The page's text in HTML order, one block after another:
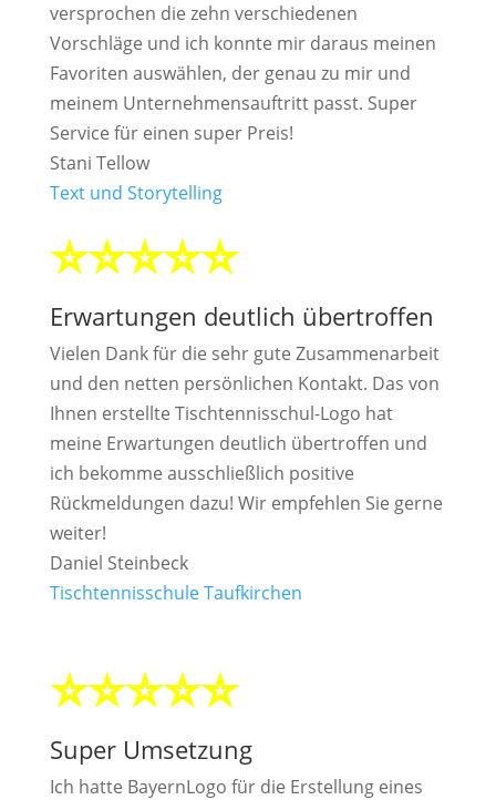
versprochen die zehn verschiedenen
Vorschläge und ich konnte mir daraus meinen
Favoriten auswählen, der genau zu mir und
meinem Unternehmensauftritt passt. Super
Service für einen super Preis!
Stani Tellow
Text und Storytelling
⭐⭐⭐⭐⭐
Erwartungen deutlich übertroffen
Vielen Dank für die sehr gute Zusammenarbeit
und den netten persönlichen Kontakt. Das von
Ihnen erstellte Tischtennisschul-Logo hat
meine Erwartungen deutlich übertroffen und
ich bekomme ausschließlich positive
Rückmeldungen dazu! Wir empfehlen Sie gerne
weiter!
Daniel Steinbeck
Tischtennisschule Taufkirchen
⭐⭐⭐⭐⭐
Super Umsetzung
Ich hatte BayernLogo für die Erstellung eines